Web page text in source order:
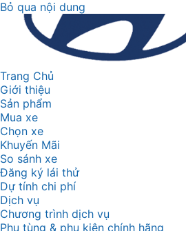
Bỏ qua nội dung
Trang Chủ
Giới thiệu
Sản phẩm
Mua xe
Chọn xe
Khuyến Mãi
So sánh xe
Đăng ký lái thử
Dự tính chi phí
Dịch vụ
Chương trình dịch vụ
Phụ tùng & phụ kiện chính hãng